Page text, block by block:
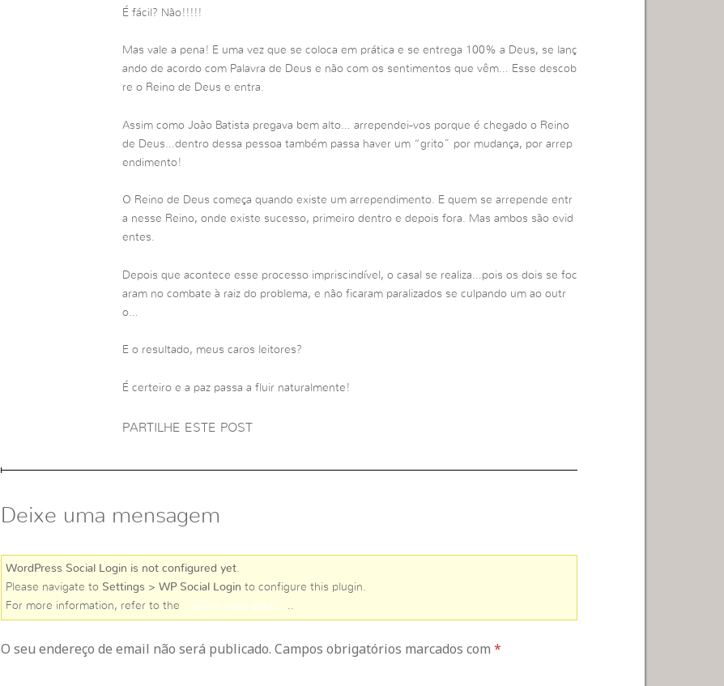
É fácil? Não!!!!!
Mas vale a pena! E uma vez que se coloca em prática e se entrega 100% a Deus, se lanç
ando de acordo com Palavra de Deus e não com os sentimentos que vêm… Esse descob
re o Reino de Deus e entra.
Assim como João Batista pregava bem alto… arrependei-vos porque é chegado o Reino
de Deus…dentro dessa pessoa também passa haver um “grito” por mudança, por arrep
endimento!
O Reino de Deus começa quando existe um arrependimento. E quem se arrepende entr
a nesse Reino, onde existe sucesso, primeiro dentro e depois fora. Mas ambos são evid
entes.
Depois que acontece esse processo impriscindível, o casal se realiza…pois os dois se foc
aram no combate à raiz do problema, e não ficaram paralizados se culpando um ao outr
o…
E o resultado, meus caros leitores?
É certeiro e a paz passa a fluir naturalmente!
PARTILHE ESTE POST
Deixe uma mensagem
WordPress Social Login is not configured yet.
Please navigate to Settings > WP Social Login to configure this plugin.
For more information, refer to the
online user guide
O seu endereço de email não será publicado. Campos obrigatórios marcados com *